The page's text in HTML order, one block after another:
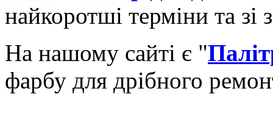
найкоротші терміни та
На нашому сайті є "
фарбу для дрібного